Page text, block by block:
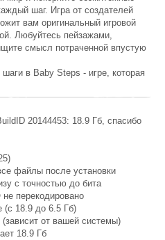
шаг. Игра от создателей
вам оригинальный игровой
Любуйтесь пейзажами,
смысл потраченной впустую
в Baby Steps - игре, которая
20144453: 18.9 Гб, спасибо
файлы после установки
с точностью до бита
перекодировано
(с 18.9 до 6.5 Гб)
от вашей системы)
18.9 Гб